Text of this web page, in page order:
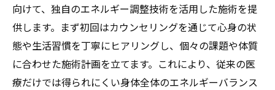
向けて、独自のエネルギー調整技術を活用した施術を提
供します。まず初回はカウンセリングを通じて心身の状
態や生活習慣を丁寧にヒアリングし、個々の課題や体質
に合わせた施術計画を立てます。これにより、従来の医
療だけでは得られにくい身体全体のエネルギーバランス